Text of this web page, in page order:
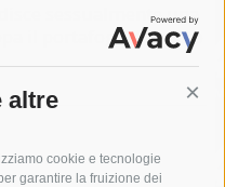
altre
cookie e tecnologie
garantire la fruizione dei
sessualmente una
il portafogli, fermato